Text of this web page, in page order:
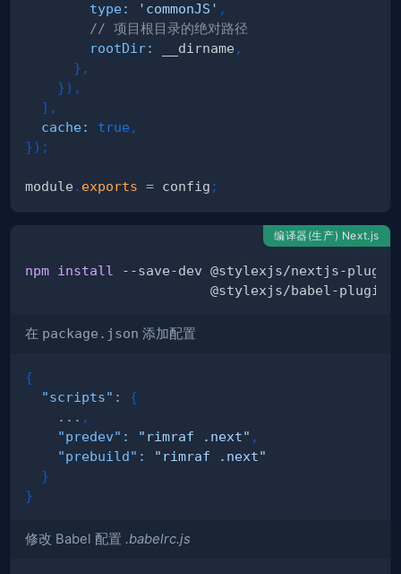
type: 'commonJS' ,
// 项目根目录的绝对路径
rootDir: __dirname ,
} ,
}) ,
] ,
cache: true ,
}) ;
module . exports = config ;
编译器(生产) Next.js
npm install --save-dev @stylexjs/nextjs-
在 package.json 添加配置
{
"scripts" :
{
... ,
"predev" : "rimraf .next" ,
"prebuild" :
"rimraf .next"
}
}
修改 Babel 配置 .babelrc.js